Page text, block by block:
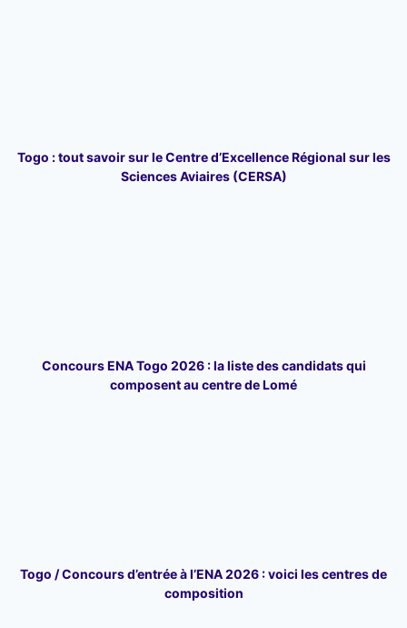
Togo : tout savoir sur le Centre d’Excellence Régional sur les
Sciences Aviaires (CERSA)
Concours ENA Togo 2026 : la liste des candidats qui
composent au centre de Lomé
Togo / Concours d’entrée à l’ENA 2026 : voici les centres de
composition